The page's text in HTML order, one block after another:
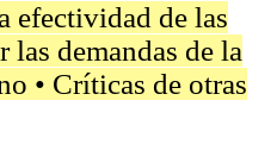
efectividad de las
las demandas de la
• Críticas de otras